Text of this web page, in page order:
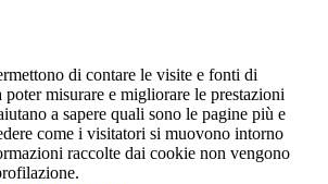
di contare le visite e fonti di
misurare e migliorare le prestazioni
a sapere quali sono le pagine più e
come i visitatori si muovono intorno
raccolte dai cookie non vengono